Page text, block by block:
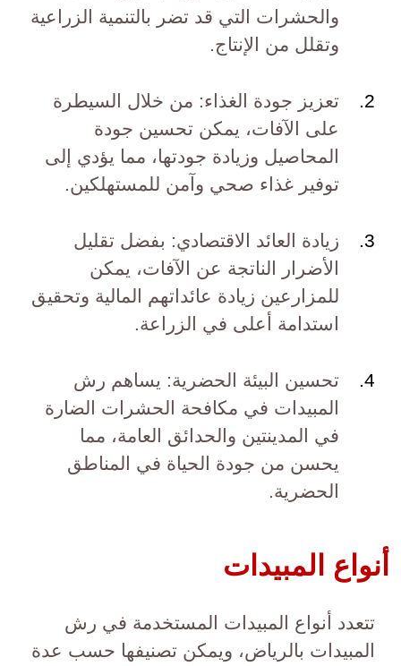
والحشرات التي قد تضر بالتنمية الزراعية
وتقلل من الإنتاج.
تعزيز جودة الغذاء: من خلال السيطرة
على الآفات، يمكن تحسين جودة
المحاصيل وزيادة جودتها، مما يؤدي إلى
توفير غذاء صحي وآمن للمستهلكين.
زيادة العائد الاقتصادي: بفضل تقليل
الأضرار الناتجة عن الآفات، يمكن
للمزارعين زيادة عائداتهم المالية وتحقيق
استدامة أعلى في الزراعة.
تحسين البيئة الحضرية: يساهم رش
المبيدات في مكافحة الحشرات الضارة
في المدينتين والحدائق العامة، مما
يحسن من جودة الحياة في المناطق
الحضرية.
أنواع المبيدات
تتعدد أنواع المبيدات المستخدمة في رش
المبيدات بالرياض، ويمكن تصنيفها حسب عدة